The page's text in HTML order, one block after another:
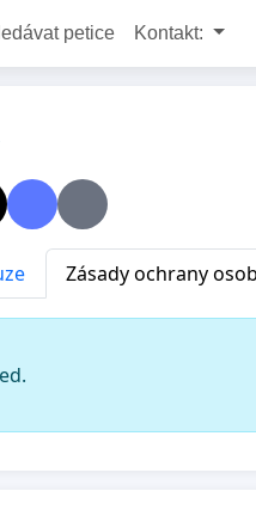
petice Kontakt:
Zásady ochrany